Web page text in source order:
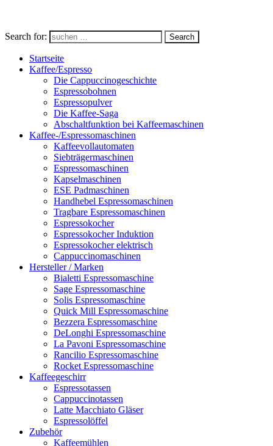
Search for: Search
Startseite
Kaffee/Espresso
Die Cappuccinogeschichte
Espressobohnen
Espressopulver
Die Kaffee-Saga
Abschaltfunktion bei Kaffeemaschinen
Kaffee-/Espressomaschinen
Kaffeevollautomaten
Siebträgermaschinen
Espressomaschinen
Kapselmaschinen
ESE Padmaschinen
Handhebel Espressomaschinen
Tragbare Espressomaschinen
Espressokocher
Espressokocher Induktion
Espressokocher elektrisch
Cappuccinomaschinen
Hersteller / Marken
Bialetti Espressomaschine
Sage Espressomaschine
Solis Espressomaschine
Quick Mill Espressomaschine
Bezzera Espressomaschine
DeLonghi Espressomaschine
La Pavoni Espressomaschine
Rancilio Espressomaschine
Rocket Espressomaschine
Kaffeegeschirr
Espressotassen
Cappuccinotassen
Latte Macchiato Gläser
Espressolöffel
Zubehör
Kaffeemühlen